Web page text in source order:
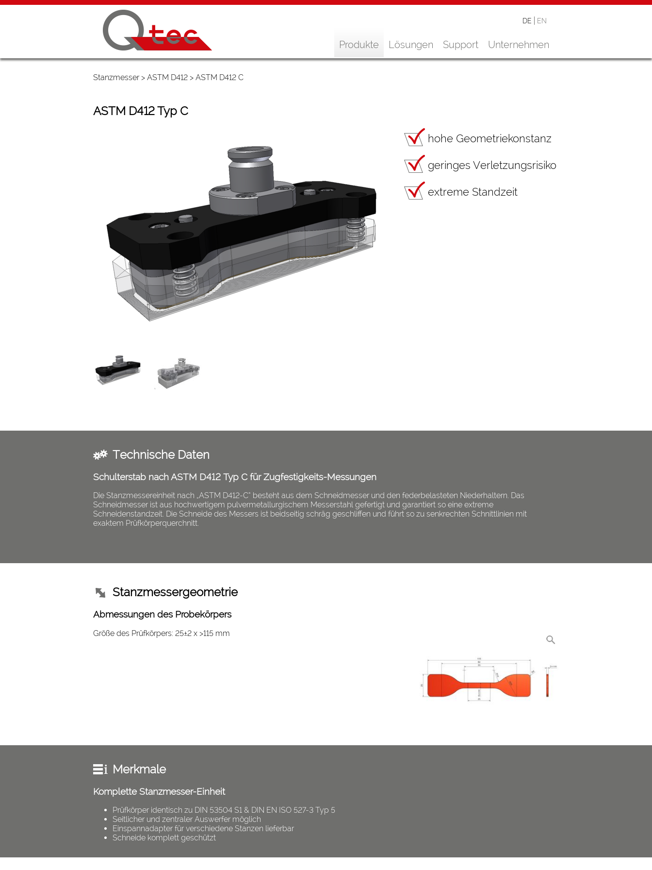
DE EN
Produkte Lösungen Support Unternehmen
Stanzmesser> ASTM D412 > ASTM D412 C
ASTM D412 Typ C
hohe Geometriekonstanz
geringes Verletzungsrisiko
extreme Standzeit
Technische Daten
Schulterstab nach ASTM D412 Typ C für Zugfestigkeits-Messungen
Die Stanzmessereinheit nach „ASTM D412-C“ besteht aus dem Schneidmesser und den federbelasteten Niederhaltern. Das
Schneidmesser ist aus hochwertigem pulvermetallurgischem Messerstahl gefertigt und garantiert so eine extreme
Schneidenstandzeit. Die Schneide des Messers ist beidseitig schräg geschliffen und führt so zu senkrechten Schnittlinien mit
exaktem Prüfkörperquerchnitt.
Stanzmessergeometrie
Abmessungen des Probekörpers
Größe des Prüfkörpers: 25±2 x >115 mm
Merkmale
Komplette Stanzmesser-Einheit
Prüfkörper identisch zu DIN 53504 S1 & DIN EN ISO 527-3 Typ 5
Seitlicher und zentraler Auswerfer möglich
Einspannadapter für verschiedene Stanzen lieferbar
Schneide komplett geschützt